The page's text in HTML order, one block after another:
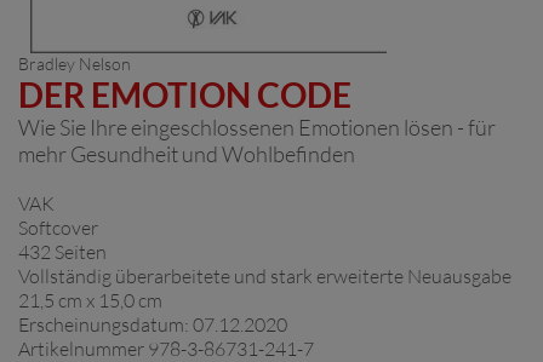
Bradley Nelson
DER EMOTION CODE
Wie Sie Ihre eingeschlossenen Emotionen lösen - für
mehr Gesundheit und Wohlbefinden
VAK
Softcover
432 Seiten
Vollständig überarbeitete und stark erweiterte Neuausgabe
21,5 cm x 15,0 cm
Erscheinungsdatum: 07.12.2020
Artikelnummer 978-3-86731-241-7